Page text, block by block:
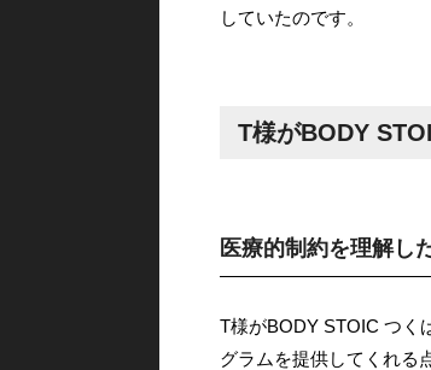
していたのです。
T様がBODY
医療的制約を理解し
T様がBODY STOIC つく
グラムを提供してくれる